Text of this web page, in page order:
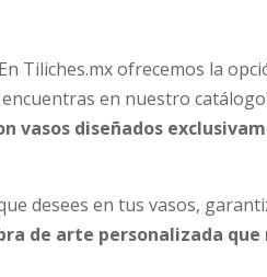
Tiliches.mx ofrecemos la
en nuestro
vasos diseñados
desees en tus vasos,
de arte personalizada